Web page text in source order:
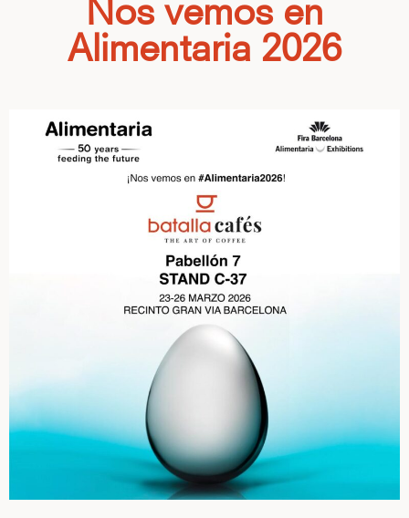
Nos vemos en
Alimentaria 2026